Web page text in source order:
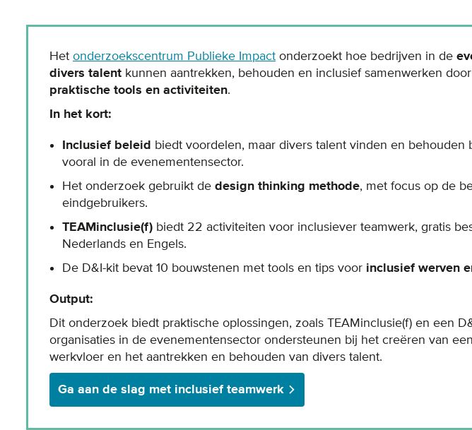
Het onderzoekscentrum Publieke Impact onderzoekt hoe bedrijven in de
divers talent kunnen aantrekken, behouden en inclusief samenwerken
praktische tools en activiteiten.
In het kort:
Inclusief beleid biedt voordelen, maar divers talent vinden en behouden
vooral in de evenementensector.
Het onderzoek gebruikt de design thinking methode, met focus op de
eindgebruikers.
TEAMinclusie(f) biedt 22 activiteiten voor inclusiever teamwerk, gratis
Nederlands en Engels.
De D&I-kit bevat 10 bouwstenen met tools en tips voor inclusief werven
Output:
Dit onderzoek biedt praktische oplossingen, zoals TEAMinclusie(f) en een
organisaties in de evenementensector ondersteunen bij het creëren van
werkvloer en het aantrekken en behouden van divers talent.
Ga aan de slag met inclusief teamwerk